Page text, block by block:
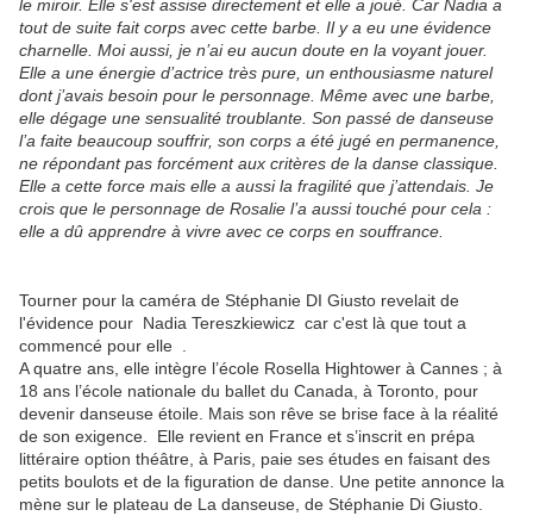
le miroir. Elle s'est assise directement et elle a joué. Car Nadia a
tout de suite fait corps avec cette barbe. Il y a eu une évidence
charnelle. Moi aussi, je n’ai eu aucun doute en la voyant jouer.
Elle a une énergie d’actrice très pure, un enthousiasme naturel
dont j’avais besoin pour le personnage. Même avec une barbe,
elle dégage une sensualité troublante. Son passé de danseuse
l’a faite beaucoup souffrir, son corps a été jugé en permanence,
ne répondant pas forcément aux critères de la danse classique.
Elle a cette force mais elle a aussi la fragilité que j’attendais. Je
crois que le personnage de Rosalie l’a aussi touché pour cela :
elle a dû apprendre à vivre avec ce corps en souffrance.
Tourner pour la caméra de Stéphanie DI Giusto revelait de
l'évidence pour Nadia Tereszkiewicz car c'est là que tout a
commencé pour elle .
A quatre ans, elle intègre l’école Rosella Hightower à Cannes ; à
18 ans l’école nationale du ballet du Canada, à Toronto, pour
devenir danseuse étoile. Mais son rêve se brise face à la réalité
de son exigence. Elle revient en France et s’inscrit en prépa
littéraire option théâtre, à Paris, paie ses études en faisant des
petits boulots et de la figuration de danse. Une petite annonce la
mène sur le plateau de La danseuse, de Stéphanie Di Giusto.